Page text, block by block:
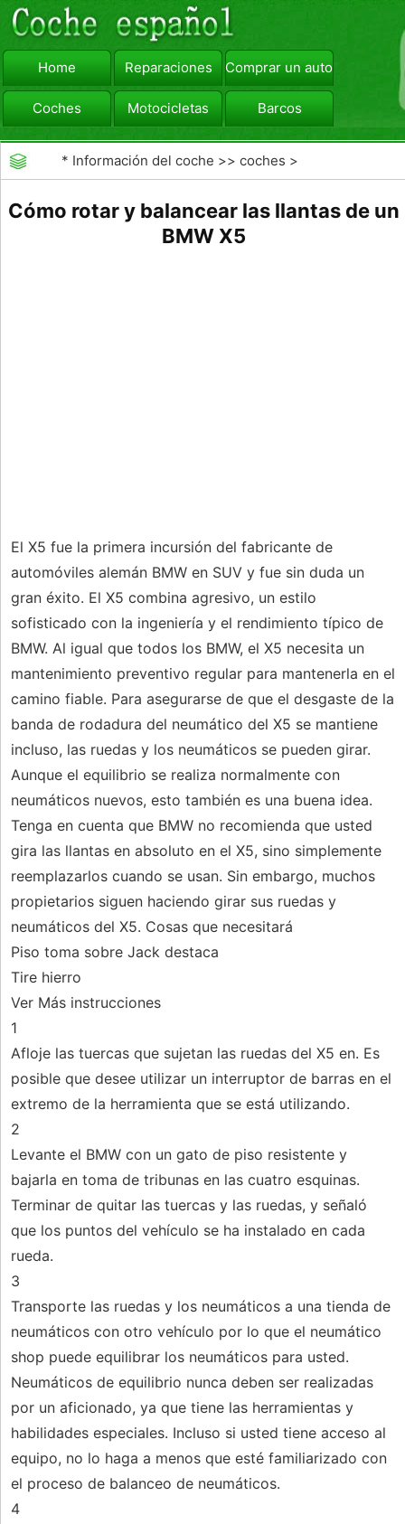
Home Reparaciones Comprar un automóvil
Coches Motocicletas Barcos
viajar Camiones
* Información del coche >>coches >
Cómo rotar y balancear las llantas de un
BMW X5
El X5 fue la primera incursión del fabricante de
automóviles alemán BMW en SUV y fue sin duda un
gran éxito. El X5 combina agresivo, un estilo
sofisticado con la ingeniería y el rendimiento típico de
BMW. Al igual que todos los BMW, el X5 necesita un
mantenimiento preventivo regular para mantenerla en el
camino fiable. Para asegurarse de que el desgaste de la
banda de rodadura del neumático del X5 se mantiene
incluso, las ruedas y los neumáticos se pueden girar.
Aunque el equilibrio se realiza normalmente con
neumáticos nuevos, esto también es una buena idea.
Tenga en cuenta que BMW no recomienda que usted
gira las llantas en absoluto en el X5, sino simplemente
reemplazarlos cuando se usan. Sin embargo, muchos
propietarios siguen haciendo girar sus ruedas y
neumáticos del X5. Cosas que necesitará
Piso toma sobre Jack destaca
Tire hierro
Ver Más instrucciones
1
Afloje las tuercas que sujetan las ruedas del X5 en. Es
posible que desee utilizar un interruptor de barras en el
extremo de la herramienta que se está utilizando.
2
Levante el BMW con un gato de piso resistente y
bajarla en toma de tribunas en las cuatro esquinas.
Terminar de quitar las tuercas y las ruedas, y señaló
que los puntos del vehículo se ha instalado en cada
rueda.
3
Transporte las ruedas y los neumáticos a una tienda de
neumáticos con otro vehículo por lo que el neumático
shop puede equilibrar los neumáticos para usted.
Neumáticos de equilibrio nunca deben ser realizadas
por un aficionado, ya que tiene las herramientas y
habilidades especiales. Incluso si usted tiene acceso al
equipo, no lo haga a menos que esté familiarizado con
el proceso de balanceo de neumáticos.
4